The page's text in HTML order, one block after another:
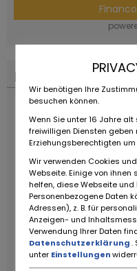
Financování
Wir benötigen Ihre
besuchen können.
Wenn Sie unter 16 Jahre
freiwilligen Diensten geben
Erziehungsberechtigten
Wir verwenden Cookies
Webseite. Einige von
helfen, diese Webseite und
Personenbezogene Daten
Adressen), z. B. für
Anzeigen- und
Verwendung Ihrer Daten
Datenschutzerklärung.
unter Einstellungen